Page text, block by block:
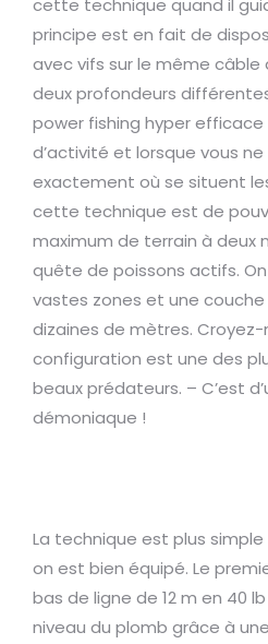
cette technique quand il
principe est en fait de
avec vifs sur le même
deux profondeurs
power fishing hyper efficace
d’activité et lorsque vous
exactement où se situent
cette technique est de
maximum de terrain à deux
quête de poissons actifs.
vastes zones et une couche
dizaines de mètres.
configuration est une des
beaux prédateurs. – C’est
démoniaque !
La technique est plus
on est bien équipé. Le
bas de ligne de 12 m en 40
niveau du plomb grâce à